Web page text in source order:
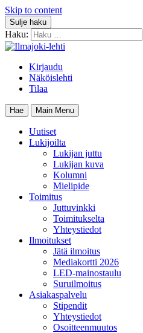
Skip to content
Sulje haku
Haku:
Kirjaudu
Näköislehti
Tilaa
Hae Main Menu
Uutiset
Lukijoilta
Lukijan juttu
Lukijan kuva
Kolumni
Mielipide
Toimitus
Juttuvinkki
Toimitukselta
Yhteystiedot
Ilmoitukset
Jätä ilmoitus
Mediakortti 2026
LED-mainostaulu
Suruilmoitus
Asiakaspalvelu
Stipendit
Yhteystiedot
Osoitteenmuutos